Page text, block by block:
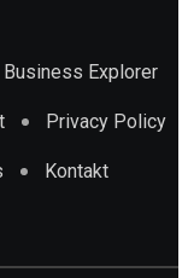
Business Explorer
Privacy Policy
Kontakt